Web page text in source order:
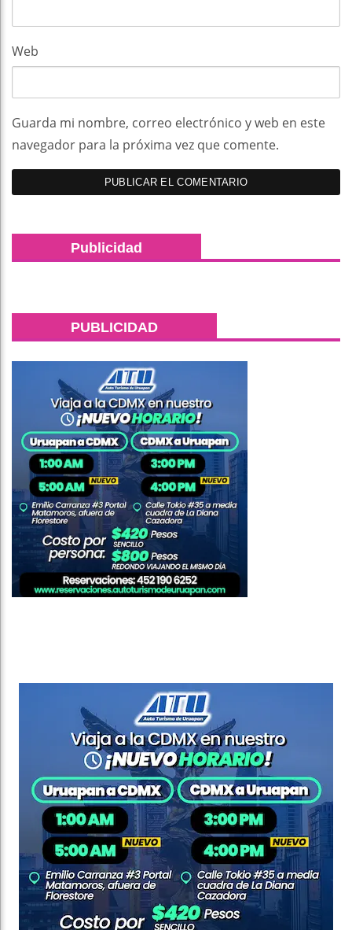
Web
Guarda mi nombre, correo electrónico y web en este
navegador para la próxima vez que comente.
Publicidad
PUBLICIDAD